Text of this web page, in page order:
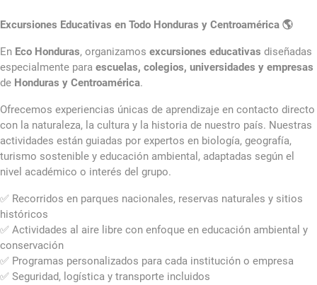
Excursiones Educativas en Todo Honduras y Centroamérica 🌎
En Eco Honduras, organizamos excursiones educativas diseñadas
especialmente para escuelas, colegios, universidades y empresas
de Honduras y Centroamérica.
Ofrecemos experiencias únicas de aprendizaje en contacto directo
con la naturaleza, la cultura y la historia de nuestro país. Nuestras
actividades están guiadas por expertos en biología, geografía,
turismo sostenible y educación ambiental, adaptadas según el
nivel académico o interés del grupo.
✅ Recorridos en parques nacionales, reservas naturales y sitios
históricos
✅ Actividades al aire libre con enfoque en educación ambiental y
conservación
✅ Programas personalizados para cada institución o empresa
✅ Seguridad, logística y transporte incluidos